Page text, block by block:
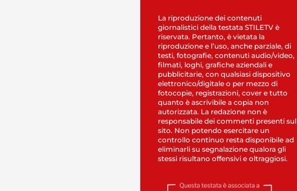
La riproduzione dei contenuti
giornalistici della testata STILETV è
riservata. Pertanto, è vietata la
riproduzione e l’uso, anche parziale, di
testi, fotografie, contenuti audio/video,
filmati, loghi, grafiche aziendali e
pubblicitarie, con qualsiasi dispositivo
elettronico/digitale o per mezzo di
fotocopie, registrazioni, cover e tutto
quanto è ascrivibile a copia non
autorizzata. La redazione non è
responsabile dei commenti presenti sul
sito. Non potendo esercitare un
controllo continuo resta disponibile ad
eliminarli su segnalazione qualora gli
stessi risultano offensivi e oltraggiosi.